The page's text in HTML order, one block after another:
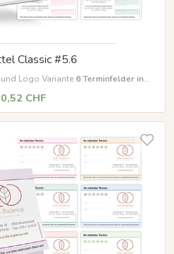
Classic #5.6
Logo Variante 6Terminfelder in
CHF